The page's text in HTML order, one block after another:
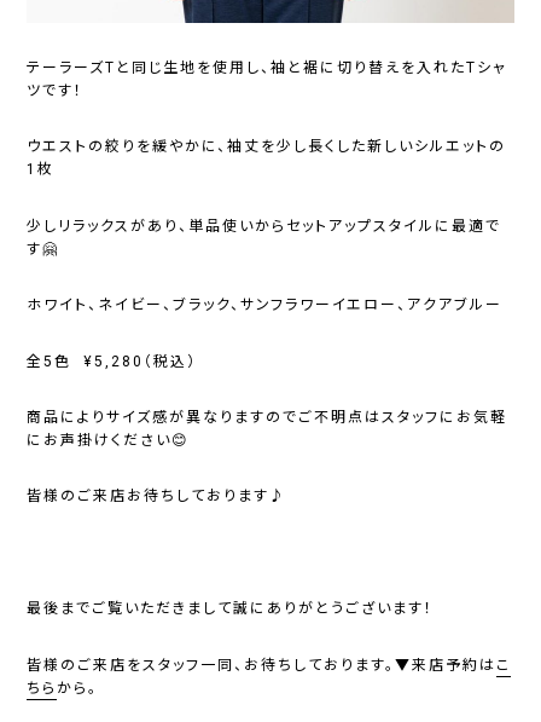
テーラーズTと同じ生地を使用し、袖と裾に切り替えを入れたTシャ
ツです！
ウエストの絞りを緩やかに、袖丈を少し長くした新しいシルエットの
1枚
少しリラックスがあり、 単品使いからセットアップスタイルに最適で
す🤗
ホワイト、ネイビー、ブラック、サンフラワーイエロー、 アクアブルー
全5色 ¥5,280（税込）
商品によりサイズ感が異なりますのでご不明点はスタッフにお気軽
にお声掛けください😊
皆様のご来店お待ちしております♪
最後までご覧いただきまして誠にありがとうございます！
皆様のご来店をスタッフ一同、お待ちしております。▼来店予約は こ
ちら から。